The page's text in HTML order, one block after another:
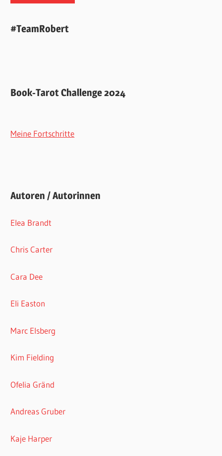
#TeamRobert
Book-Tarot Challenge 2024
Meine Fortschritte
Autoren / Autorinnen
Elea Brandt
Chris Carter
Cara Dee
Eli Easton
Marc Elsberg
Kim Fielding
Ofelia Gränd
Andreas Gruber
Kaje Harper